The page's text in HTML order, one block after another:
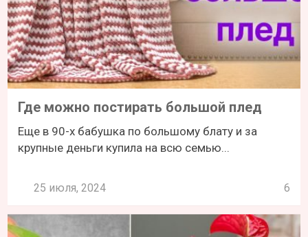
Где можно постирать большой плед
Еще в 90-х бабушка по большому блату и за
крупные деньги купила на всю семью...
25 июля, 2024 6